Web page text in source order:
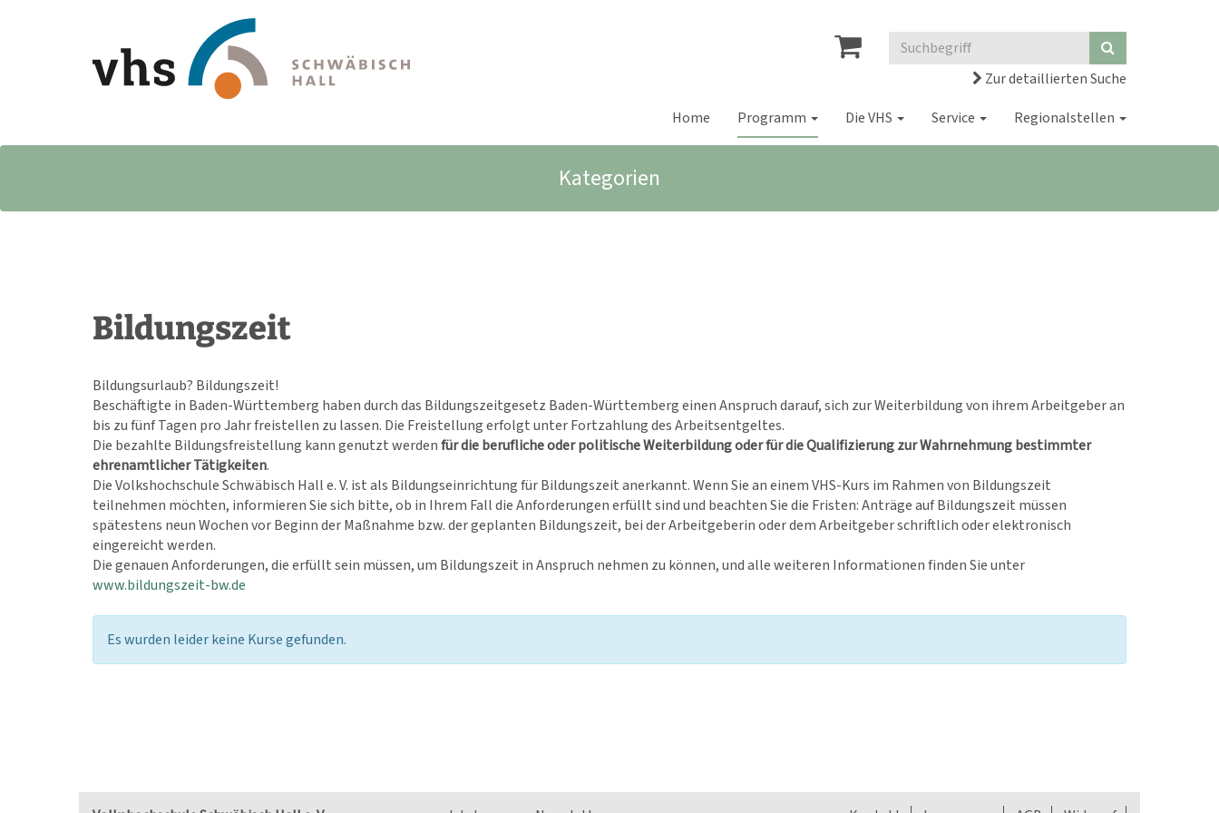
Zur detaillierten Suche
Home
Programm Die VHS Service Regionalstellen
Kategorien
Bildungszeit
Bildungsurlaub? Bildungszeit!
Beschäftigte in Baden-Württemberg haben durch das Bildungszeitgesetz Baden-Württemberg einen Anspruch darauf, sich zur Weiterbildung von ihrem Arbeitgeber an
bis zu fünf Tagen pro Jahr freistellen zu lassen. Die Freistellung erfolgt unter Fortzahlung des Arbeitsentgeltes.
Die bezahlte Bildungsfreistellung kann genutzt werdenfür die berufliche oder politische Weiterbildung oder für die Qualifizierung zur Wahrnehmung bestimmter
ehrenamtlicher Tätigkeiten.
Die Volkshochschule Schwäbisch Hall e. V. ist als Bildungseinrichtung für Bildungszeit anerkannt. Wenn Sie an einem VHS-Kurs im Rahmen von Bildungszeit
teilnehmen möchten, informieren Sie sich bitte, ob in Ihrem Fall die Anforderungen erfüllt sind und beachten Sie die Fristen: Anträge auf Bildungszeit müssen
spätestens neun Wochen vor Beginn der Maßnahme bzw. der geplanten Bildungszeit, bei der Arbeitgeberin oder dem Arbeitgeber schriftlich oder elektronisch
eingereicht werden.
Die genauen Anforderungen, die erfüllt sein müssen, um Bildungszeit in Anspruch nehmen zu können, und alle weiteren Informationen finden Sie unter
www.bildungszeit-bw.de
Es wurden leider keine Kurse gefunden.